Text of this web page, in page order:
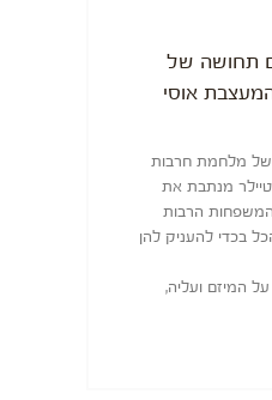
תחושה של
אוסי
של מלחמת חרבות
מנתבת את
הרבות
בכדי להעניק להן
המיזם ועליה,